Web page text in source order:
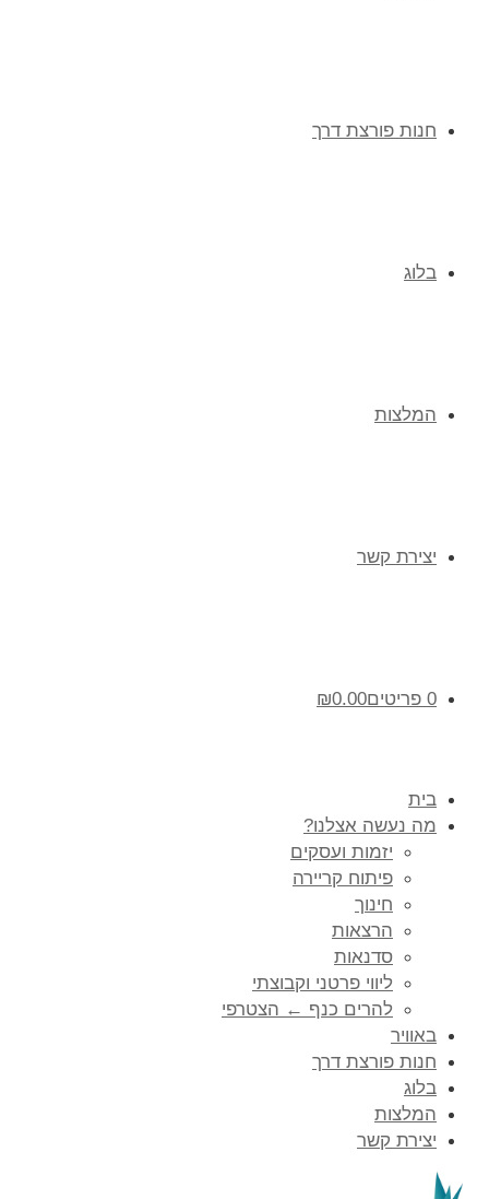
חנות פורצת דרך
בלוג
המלצות
יצירת קשר
0 פריטים ₪0.00
בית
מה נעשה אצלנו?
יזמות ועסקים
פיתוח קריירה
חינוך
הרצאות
סדנאות
ליווי פרטני וקבוצתי
להרים כנף ← הצטרפי
באוויר
חנות פורצת דרך
בלוג
המלצות
יצירת קשר